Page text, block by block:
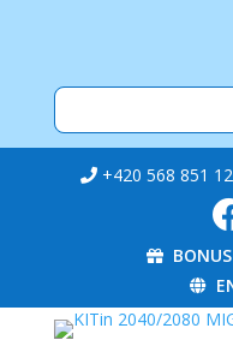
+420 568 851